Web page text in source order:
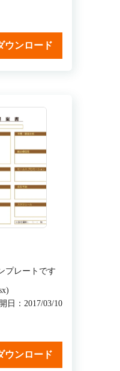
ウンロード
プレートです
日：2017/03/10
ウンロード